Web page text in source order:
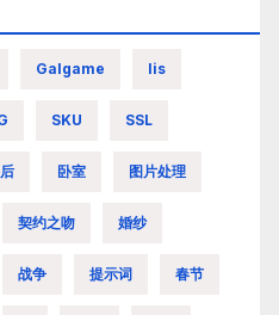
Galgame Iis
SKU SSL
卧室 图片处理
契约之吻 婚纱
战争 提示词 春节